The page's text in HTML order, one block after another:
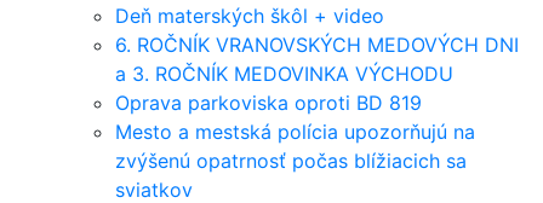
Deň materských škôl + video
6. ROČNÍK VRANOVSKÝCH MEDOVÝCH DNI
a 3. ROČNÍK MEDOVINKA VÝCHODU
Oprava parkoviska oproti BD 819
Mesto a mestská polícia upozorňujú na
zvýšenú opatrnosť počas blížiacich sa
sviatkov